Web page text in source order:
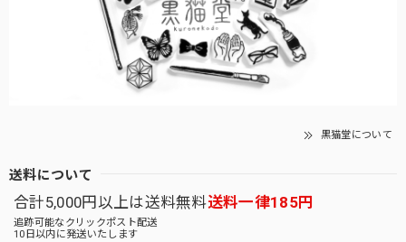
黒猫堂について
送料について
合計5,000円以上は送料無料送料一律185円
追跡可能なクリックポスト配送
10日以内に発送いたします